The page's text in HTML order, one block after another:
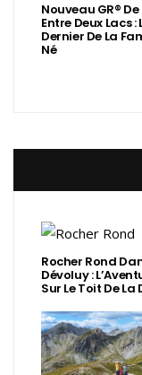
Nouveau GR® De
Entre Deux Lacs :
Dernier De La
Né
Rocher Rond
Dévoluy :
Sur Le Toit De La